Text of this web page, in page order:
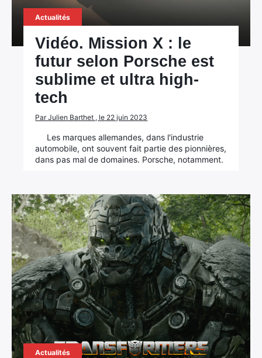
Actualités
Vidéo. Mission X : le
futur selon Porsche est
sublime et ultra high-
tech
Par Julien Barthet , le 22 juin 2023
Les marques allemandes, dans l'industrie
automobile, ont souvent fait partie des pionnières,
dans pas mal de domaines. Porsche, notamment.
Actualités
Rechercher